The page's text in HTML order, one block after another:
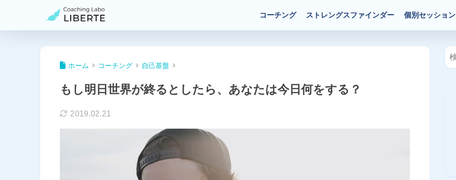
コーチング ストレングスファインダー 個別セッション
ホーム コーチング 自己基盤
もし明日世界が終るとしたら、あなたは今日何をする？
2019.02.21